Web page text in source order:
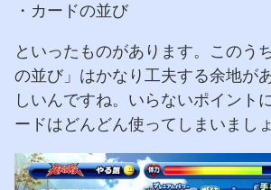
・カードの並び
といったものがあります。このう
の並び」はかなり工夫する余地が
しいんですね。いらないポイント
ードはどんどん使ってしまいましょ